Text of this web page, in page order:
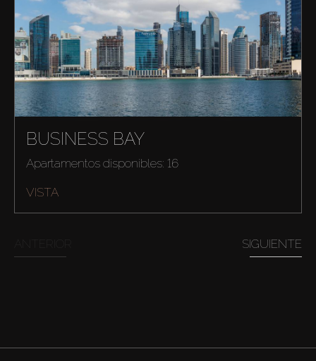
BUSINESS BAY
Apartamentos disponibles: 16
VISTA
SIGUIENTE